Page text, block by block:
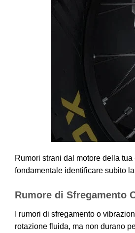
Rumori strani dal motore della
fondamentale identificare subito
Rumore di Sfregamento
I rumori di sfregamento o
rotazione fluida, ma non durano